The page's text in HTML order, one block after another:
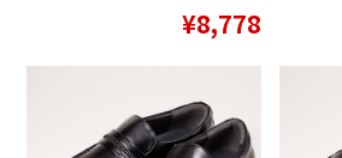
¥8,778